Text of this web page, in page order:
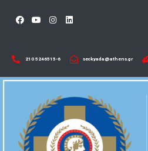
210 5246515-6​ seckyada@athens.gr